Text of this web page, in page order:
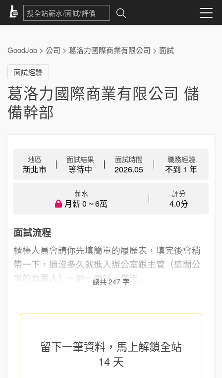
GoodJob > 公司 > 葛洛力國際商業有限公司 > 面試
面試經驗
葛洛力國際商業有限公司 儲
備幹部
地區
新北市
面試結果
等待中
面試時間
2026.05
職務經驗
不到 1 年
薪水
月薪 0 ~ 6萬
評分
4.0分
面試流程
櫃檯人員會請你先填簡單的履歷表，填完後會稍
帶一下，過沒多久就進入辦公室跟主管（這間公
司的負責人）一對一面試。當天...
總共 247 字
留下一筆資料，馬上解鎖全站
14 天